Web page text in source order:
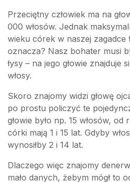
Przeciętny człowiek ma na
000 włosów. Jednak
wieku córek w naszej zagadce
oznacza? Nasz bohater musi
łysy – na jego głowie znajduje
włosy.
Skoro znajomy widzi głowę
po prostu policzyć te
głowie było np. 15 włosów, od
córki mają 1 i 15 lat. Gdyby
wynosiłby 2 i 14 lat.
Dlaczego więc znajomy
mało danych, żebym mógł to